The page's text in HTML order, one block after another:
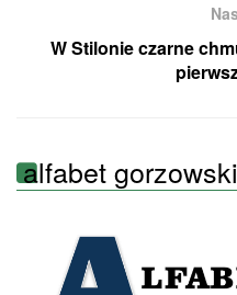
W Stilonie czarne
alfabet gorzowski